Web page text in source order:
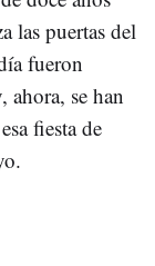
las puertas del
fueron
ahora, se han
fiesta de